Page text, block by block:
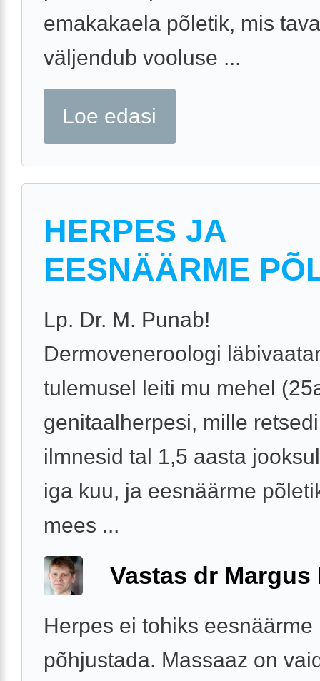
emakakaela põletik, mis
väljendub vooluse ...
Loe edasi
HERPES JA
EESNÄÄRME
Lp. Dr. M. Punab!
Dermoveneroologi
tulemusel leiti mu mehel
genitaalherpesi, mille
ilmnesid tal 1,5 aasta
iga kuu, ja eesnäärme
mees ...
Vastas dr Margus
Herpes ei tohiks eesnäärme
põhjustada. Massaaz on